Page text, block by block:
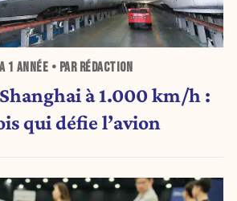
1 ANNÉE • PAR RÉDACTION
à 1.000 km/h :
qui défie l’avion